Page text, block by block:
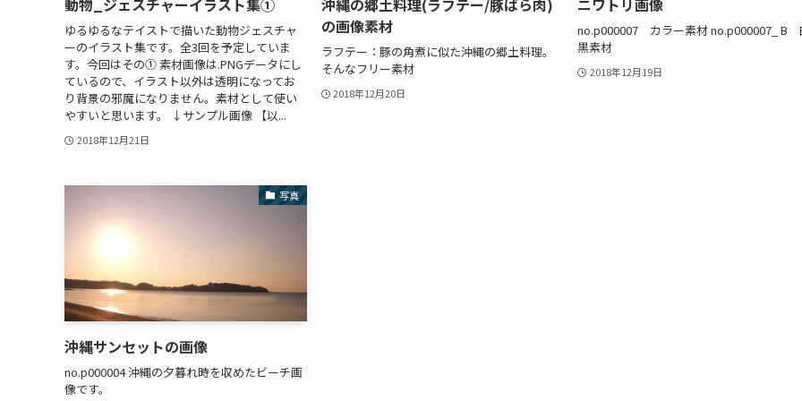
動物_ジェスチャーイラスト集①
ゆるゆるなテイストで描いた動物ジェスチャ
ーのイラスト集です。全3回を予定していま
す。今回はその① 素材画像は.PNGデータにし
ているので、イラスト以外は透明になってお
り背景の邪魔になりません。素材として使い
やすいと思います。 ↓サンプル画像 【以...
2018年12月21日
沖縄の郷土料理(ラフテー/豚ばら肉)
の画像素材
ラフテー：豚の角煮に似た沖縄の郷土料理。
そんなフリー素材
2018年12月20日
ニワトリ画像
no.p000007 カラー素材 no.p000007_ B
黒素材
2018年12月19日
写真
沖縄サンセットの画像
no.p000004 沖縄の夕暮れ時を収めたビーチ画
像です。